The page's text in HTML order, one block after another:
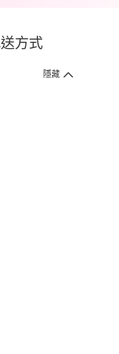
方式
隱藏